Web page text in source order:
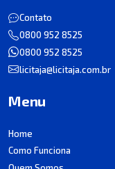
Contato
0800 952 8525
0800 952 8525
licitaja@licitaja.com.br
Menu
Home
Como Funciona